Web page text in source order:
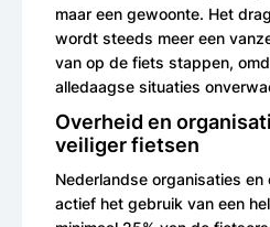
maar een gewoonte. Het
wordt steeds meer een
van op de fiets stappen,
alledaagse situaties
Overheid en
veiliger fietsen
Nederlandse organisaties
actief het gebruik van een